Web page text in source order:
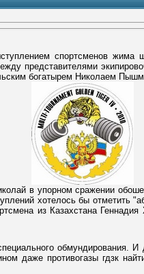
спортсменов жима
представителями
богатырем Николаем
в упорном сражении
хотелось бы отметить
из Казахстана
обмундирования.
даже противогазы гдзк